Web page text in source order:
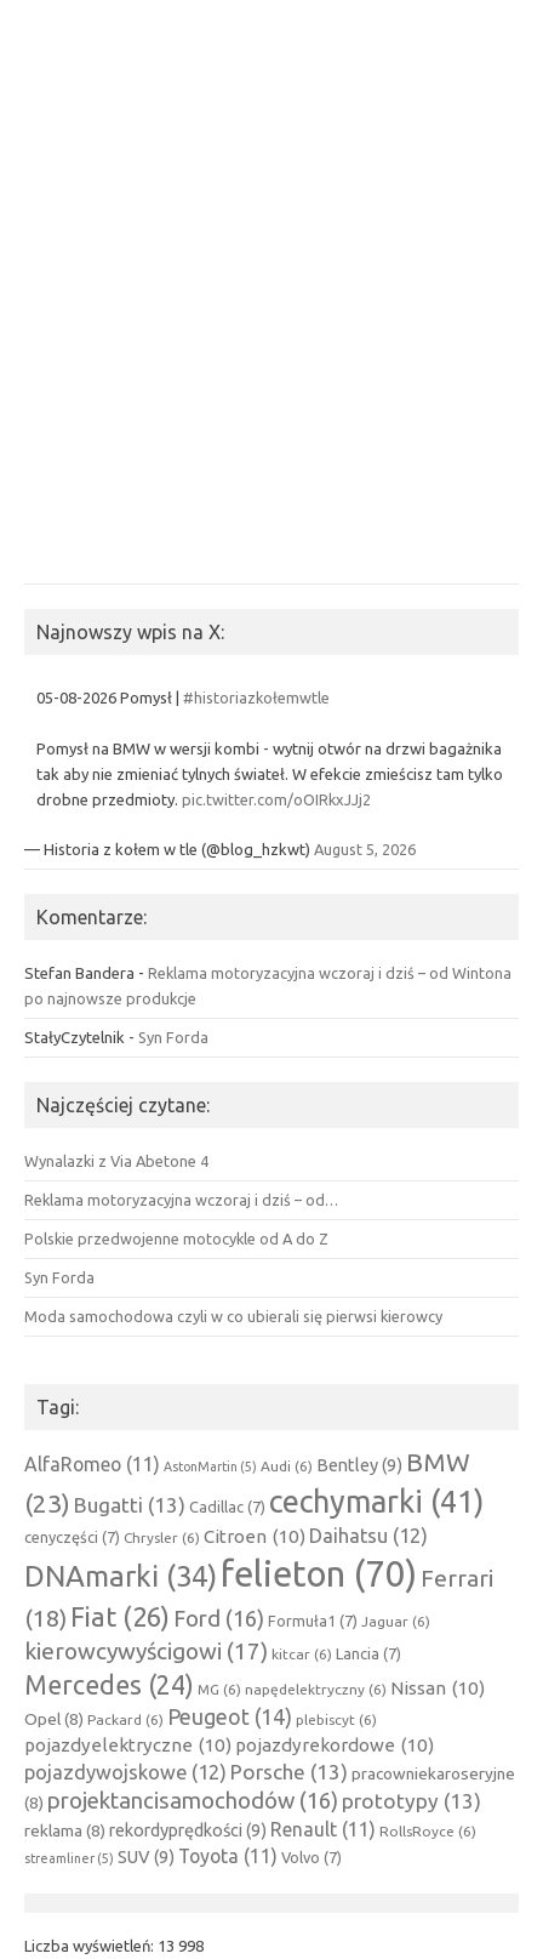
Najnowszy wpis na X:
05-08-2026 Pomysł | #historiazkołemwtle
Pomysł na BMW w wersji kombi - wytnij otwór na drzwi bagażnika
tak aby nie zmieniać tylnych świateł. W efekcie zmieścisz tam tylko
drobne przedmioty. pic.twitter.com/oOIRkxJJj2
— Historia z kołem w tle (@blog_hzkwt) August 5, 2026
Komentarze:
Stefan Bandera - Reklama motoryzacyjna wczoraj i dziś – od Wintona
po najnowsze produkcje
StałyCzytelnik - Syn Forda
Najczęściej czytane:
Wynalazki z Via Abetone 4
Reklama motoryzacyjna wczoraj i dziś – od…
Polskie przedwojenne motocykle od A do Z
Syn Forda
Moda samochodowa czyli w co ubierali się pierwsi kierowcy
Tagi:
AlfaRomeo (11) AstonMartin (5) Audi (6) Bentley(9) BMW
(23) Bugatti (13) Cadillac (7) cechymarki (41)
cenyczęści (7) Chrysler (6) Citroen (10) Daihatsu (12)
DNAmarki (34) felieton (70) Ferrari
(18) Fiat (26) Ford (16) Formuła1 (7) Jaguar (6)
kierowcywyścigowi (17) kitcar (6) Lancia (7)
Mercedes (24) MG (6) napędelektryczny (6) Nissan (10)
Opel(8) Packard (6) Peugeot (14) plebiscyt (6)
pojazdyelektryczne (10) pojazdyrekordowe (10)
pojazdywojskowe (12) Porsche (13) pracowniekaroseryjne
(8) projektancisamochodów (16) prototypy (13)
reklama (8) rekordyprędkości (9) Renault (11) RollsRoyce (6)
streamliner (5) SUV(9) Toyota (11) Volvo (7)
Liczba wyświetleń: 13 998